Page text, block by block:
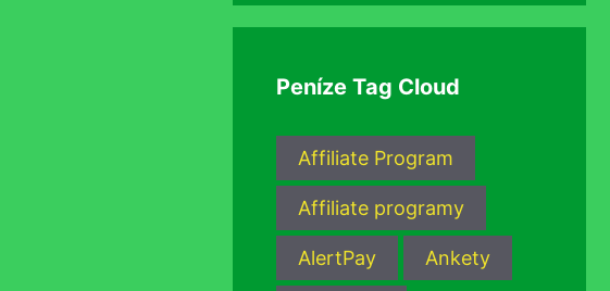
Peníze Tag Cloud
Affiliate Program
Affiliate programy
AlertPay Ankety